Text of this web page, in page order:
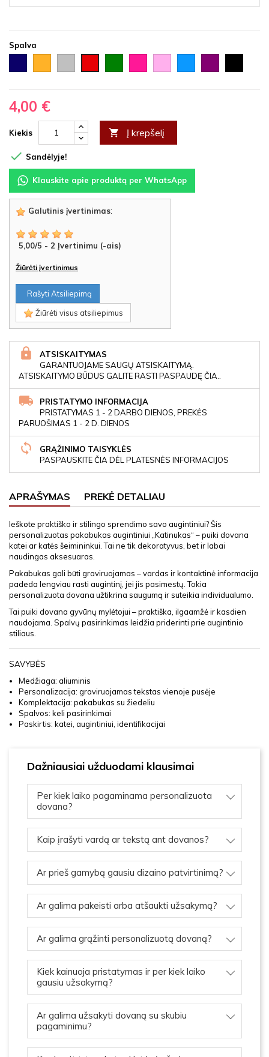
Spalva
mėlyna
rožinė
mėlyna
4,00 €
Kiekis  Į krepšelį
 Sandėlyje!
Klauskite apie produktą per WhatsApp
Galutinis įvertinimas:
5,00/5 - 2 Įvertinimu (-ais)
Žiūrėti įvertinimus
Rašyti Atsiliepimą
Žiūrėti visus atsiliepimus
ATSISKAITYMAS
GARANTUOJAME SAUGŲ ATSISKAITYMĄ.
ATSISKAITYMO BŪDUS GALITE RASTI PASPAUDĘ ČIA..
PRISTATYMO INFORMACIJA
PRISTATYMAS 1 - 2 DARBO DIENOS, PREKĖS
PARUOŠIMAS 1 - 2 D. DIENOS
GRĄŽINIMO TAISYKLĖS
PASPAUSKITE ČIA DĖL PLATESNĖS INFORMACIJOS
APRAŠYMAS PREKĖ DETALIAU
Ieškote praktiško ir stilingo sprendimo savo augintiniui? Šis
personalizuotas pakabukas augintiniui „Katinukas“ – puiki dovana
katei ar katės šeimininkui. Tai ne tik dekoratyvus, bet ir labai
naudingas aksesuaras.
Pakabukas gali būti graviruojamas – vardas ir kontaktinė informacija
padeda lengviau rasti augintinį, jei jis pasimestų. Tokia
personalizuota dovana užtikrina saugumą ir suteikia individualumo.
Tai puiki dovana gyvūnų mylėtojui – praktiška, ilgaamžė ir kasdien
naudojama. Spalvų pasirinkimas leidžia priderinti prie augintinio
stiliaus.
SAVYBĖS
Medžiaga: aliuminis
Personalizacija: graviruojamas tekstas vienoje pusėje
Komplektacija: pakabukas su žiedeliu
Spalvos: keli pasirinkimai
Paskirtis: katei, augintiniui, identifikacijai
Dažniausiai užduodami klausimai
Per kiek laiko pagaminama personalizuota
dovana?
Kaip įrašyti vardą ar tekstą ant dovanos?
Ar prieš gamybą gausiu dizaino patvirtinimą?
Ar galima pakeisti arba atšaukti užsakymą?
Ar galima grąžinti personalizuotą dovaną?
Kiek kainuoja pristatymas ir per kiek laiko
gausiu užsakymą?
Ar galima užsakyti dovaną su skubiu
pagaminimu?